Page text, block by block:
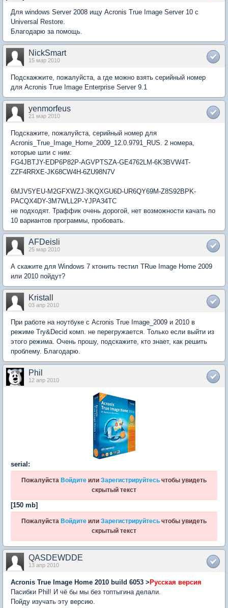
Для windows Server 2008 ищу Acronis True Image Server 10 с
Universal Restore.
Благодарю за помощь.
NickSmart
15 мар 2010
Подскажжите, пожалуйста, а где можно взять серийный номер
для Acronis True Image Enterprise Server 9.1
yenmorfeus
21 мар 2010
Подскажите, пожалуйста, серийный номер для
Acronis_True_Image_Home_2009_12.0.9791_RUS. 2 номера,
которые шли с ним:
FG4JBTJY-EDP6P82P-AGVPTSZA-GE4762LM-6K3BVW4T-
ZZF4RRXE-JK68CW4H-6ZU98N7V
6MJV5YEU-M2GFXWZJ-3KQXGU6D-UR6QY69M-Z8S92BPK-
PACQX4DY-3M7WLL2P-YJPA34TC
не подходят. Траффик очень дорогой, нет возможности качать по
10 вариантов программы, пробовать.
AFDeisli
25 мар 2010
А скажите для Windows 7 ктонить тестил TRue Image Home 2009
или 2010 пойдут?
Kristall
03 апр 2010
При работе на ноутбуке с Acronis True Image_2009 и 2010 в
режиме Try&Decid комп. не перегружается. Только если выйти из
этого режима. Очень прошу, подскажите, кто знает, как решить
проблему. Благодарю.
Phil
12 апр 2010
serial:
Пожалуйста Войдите или Зарегистрируйтесь чтобы увидеть
скрытый текст
[150 mb]
Пожалуйста Войдите или Зарегистрируйтесь чтобы увидеть
скрытый текст
QASDEWDDE
13 апр 2010
Acronis True Image Home 2010 build 6053 > Русская версия
Пасибки Phil! И чё бы мы без топтыгина делали.
Пойду изучать эту версию.